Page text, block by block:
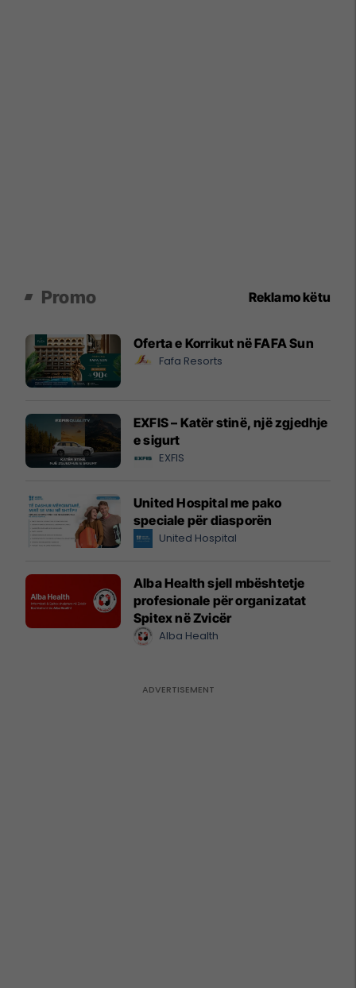
Promo Reklamo këtu
Oferta e Korrikut në FAFA Sun
Fafa Resorts
EXFIS – Katër stinë, një zgjedhje
e sigurt
EXFIS
United Hospital me pako
speciale për diasporën
United Hospital
Alba Health sjell mbështetje
profesionale për organizatat
Spitex në Zvicër
Alba Health